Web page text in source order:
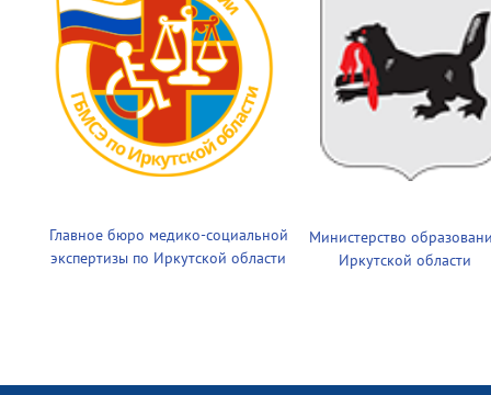
Главное бюро медико-социальной
экспертизы по Иркутской области
Министерство
Иркутской области